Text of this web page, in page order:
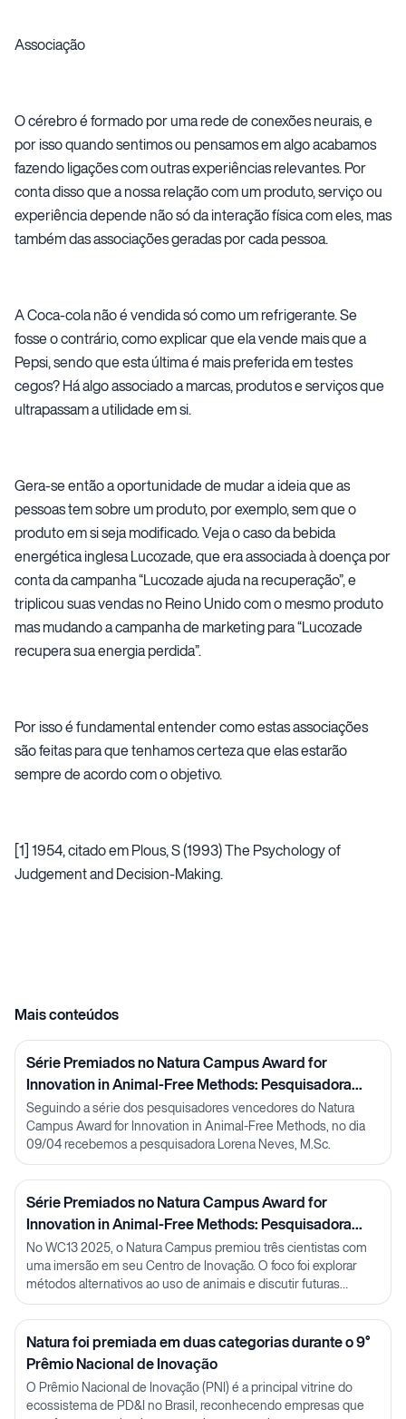
Associação
O cérebro é formado por uma rede de conexões neurais, e
por isso quando sentimos ou pensamos em algo acabamos
fazendo ligações com outras experiências relevantes. Por
conta disso que a nossa relação com um produto, serviço ou
experiência depende não só da interação física com eles, mas
também das associações geradas por cada pessoa.
A Coca-cola não é vendida só como um refrigerante. Se
fosse o contrário, como explicar que ela vende mais que a
Pepsi, sendo que esta última é mais preferida em testes
cegos? Há algo associado a marcas, produtos e serviços que
ultrapassam a utilidade em si.
Gera-se então a oportunidade de mudar a ideia que as
pessoas tem sobre um produto, por exemplo, sem que o
produto em si seja modificado. Veja o caso da bebida
energética inglesa Lucozade, que era associada à doença por
conta da campanha “Lucozade ajuda na recuperação”, e
triplicou suas vendas no Reino Unido com o mesmo produto
mas mudando a campanha de marketing para “Lucozade
recupera sua energia perdida”.
Por isso é fundamental entender como estas associações
são feitas para que tenhamos certeza que elas estarão
sempre de acordo com o objetivo.
[1] 1954, citado em Plous, S (1993) The Psychology of
Judgement and Decision-Making.
Mais conteúdos
Série Premiados no Natura Campus Award for
Innovation in Animal-Free Methods: Pesquisadora
Lorena Neves
Seguindo a série dos pesquisadores vencedores do Natura
Campus Award for Innovation in Animal-Free Methods, no dia
09/04 recebemos a pesquisadora Lorena Neves, M.Sc.
Série Premiados no Natura Campus Award for
Innovation in Animal-Free Methods: Pesquisadora
Julia Carnelós
No WC13 2025, o Natura Campus premiou três cientistas com
uma imersão em seu Centro de Inovação. O foco foi explorar
métodos alternativos ao uso de animais e discutir futuras
parcerias em P&D.
Natura foi premiada em duas categorias durante o 9°
Prêmio Nacional de Inovação
O Prêmio Nacional de Inovação (PNI) é a principal vitrine do
ecossistema de PD&I no Brasil, reconhecendo empresas que